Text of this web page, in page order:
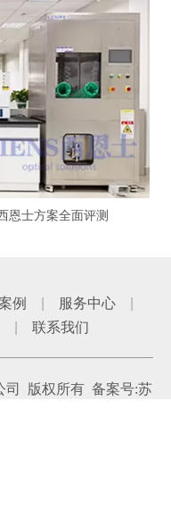
恩士方案全面评测
例 服务中心
联系我们
司 版权所有 备案号:苏